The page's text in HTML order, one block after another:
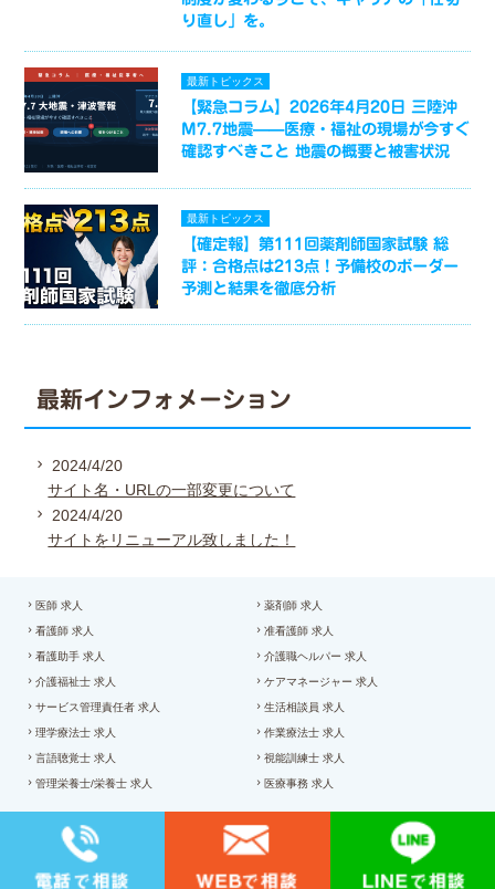
り直し」を。
最新トピックス
【緊急コラム】2026年4月20日 三陸沖
M7.7地震——医療・福祉の現場が今すぐ
確認すべきこと 地震の概要と被害状況
最新トピックス
【確定報】第111回薬剤師国家試験 総
評：合格点は213点！予備校のボーダー
予測と結果を徹底分析
最新インフォメーション
2024/4/20
サイト名・URLの一部変更について
2024/4/20
サイトをリニューアル致しました！
医師 求人 薬剤師 求人
看護師 求人 准看護師 求人
看護助手 求人 介護職ヘルパー 求人
介護福祉士 求人 ケアマネージャー 求人
サービス管理責任者 求人 生活相談員 求人
理学療法士 求人 作業療法士 求人
言語聴覚士 求人 視能訓練士 求人
管理栄養士/栄養士 求人 医療事務 求人